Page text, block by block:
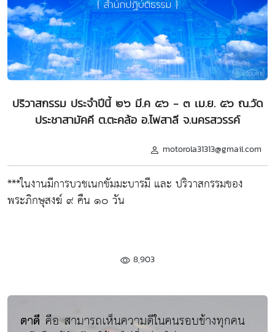
ปริวาสกรรม ประจำปีนี้ ๒๖ มี.ค ๕๖ - ๓ เม.ย. ๕๖ ณ.วัด
ประชาสามัคคี ต.ตะคล้อ อ.ไพสาลี จ.นครสวรรค์
motorola31313@gmail.com
***ในงานมีการบวชเนกขัมมะบารมี และ ปริวาสกรรมของ
พระภิกษุสงฆ์ ๙ คืน ๑๐ วัน
8,903